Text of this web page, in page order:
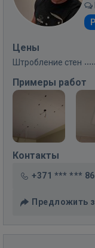
Цены
Штробление стен
Примеры работ
Контакты
+371 *** *** 86
Предложить